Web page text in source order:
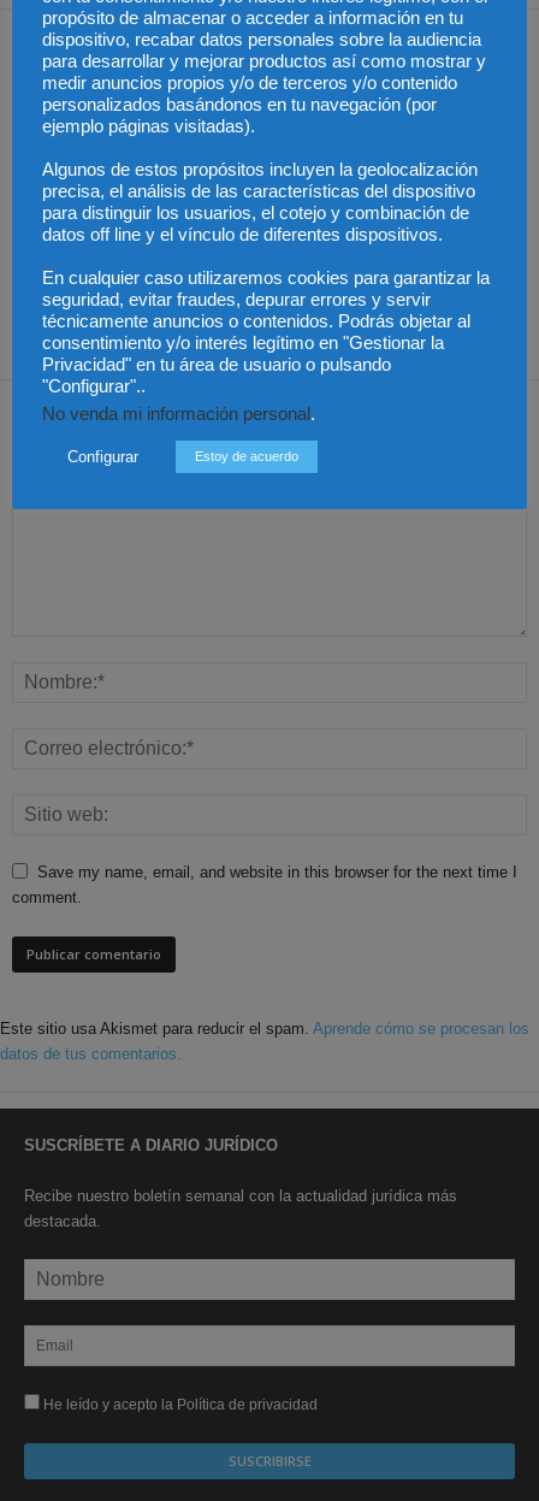
Artículos relacionados Más del autor
AGM Abogados refuerza
su presencia en
Chambers Europe 2026
con nuevos
reconocimientos y
clasificaciones
El ICAM lanza la serie
“Claves jurídicas de la
actualidad” para aportar
grandes debates
sociales
Una sentencia pionera
avala el despido
objetivo por ineptitud
denegación de
incapacidad
permanente
Dejar una respuesta
Save my name, email, and website in this browser for the next time I
comment.
Este sitio usa Akismet para reducir el spam. Aprende cómo se procesan los
datos de tus comentarios.
SUSCRÍBETE A DIARIO JURÍDICO
Recibe nuestro boletín semanal con la actualidad jurídica más
destacada.
He leído y acepto la Política de privacidad
propósito de almacenar o acceder a información en tu
dispositivo, recabar datos personales sobre la audiencia
para desarrollar y mejorar productos así como mostrar y
medir anuncios propios y/o de terceros y/o contenido
personalizados basándonos en tu navegación (por
ejemplo páginas visitadas).
Algunos de estos propósitos incluyen la geolocalización
precisa, el análisis de las características del dispositivo
para distinguir los usuarios, el cotejo y combinación de
datos off line y el vínculo de diferentes dispositivos.
En cualquier caso utilizaremos cookies para garantizar la
seguridad, evitar fraudes, depurar errores y servir
técnicamente anuncios o contenidos. Podrás objetar al
consentimiento y/o interés legítimo en "Gestionar la
Privacidad" en tu área de usuario o pulsando
"Configurar"..
No venda mi información personal.
Configurar Estoy de acuerdo